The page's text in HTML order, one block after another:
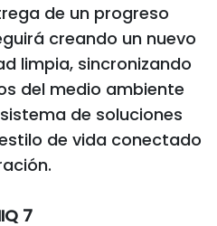
de un progreso
creando un nuevo
limpia, sincronizando
del medio ambiente
de soluciones
de vida conectado
7